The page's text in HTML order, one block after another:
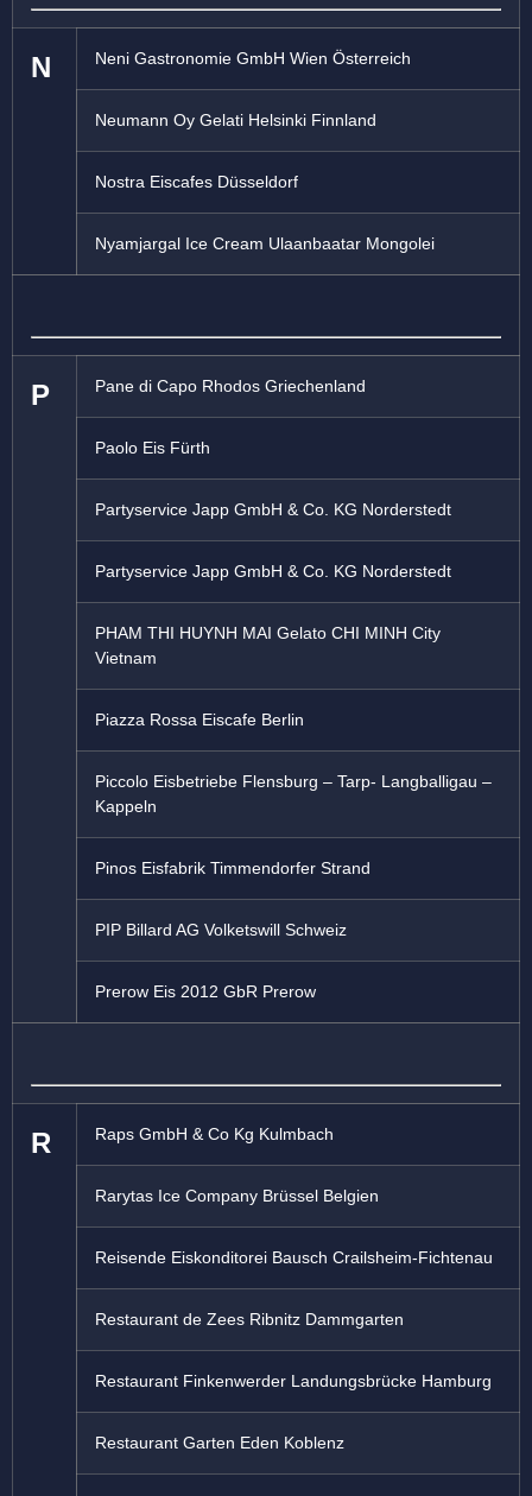
N Neni Gastronomie GmbH Wien Österreich
Neumann Oy Gelati Helsinki Finnland
Nostra Eiscafes Düsseldorf
Nyamjargal Ice Cream Ulaanbaatar Mongolei
P Pane di Capo Rhodos Griechenland
Paolo Eis Fürth
Partyservice Japp GmbH & Co. KG Norderstedt
Partyservice Japp GmbH & Co. KG Norderstedt
PHAM THI HUYNH MAI Gelato CHI MINH City
Vietnam
Piazza Rossa Eiscafe Berlin
Piccolo Eisbetriebe Flensburg – Tarp- Langballigau –
Kappeln
Pinos Eisfabrik Timmendorfer Strand
PIP Billard AG Volketswill Schweiz
Prerow Eis 2012 GbR Prerow
R Raps GmbH & Co Kg Kulmbach
Rarytas Ice Company Brüssel Belgien
Reisende Eiskonditorei Bausch Crailsheim-Fichtenau
Restaurant de Zees Ribnitz Dammgarten
Restaurant Finkenwerder Landungsbrücke Hamburg
Restaurant Garten Eden Koblenz